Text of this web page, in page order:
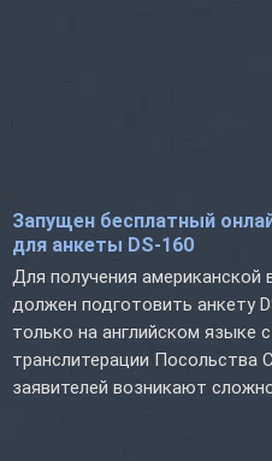
Запущен бесплатный
для анкеты DS-160
Для получения
должен подготовить анкету
только на английском языке
транслитерации Посольства
заявителей возникают